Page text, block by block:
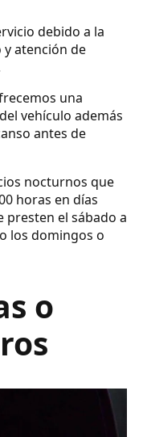
debido a la
atención de
una
vehículo además
antes de
nocturnos que
horas en días
presten el sábado a
los domingos o
o